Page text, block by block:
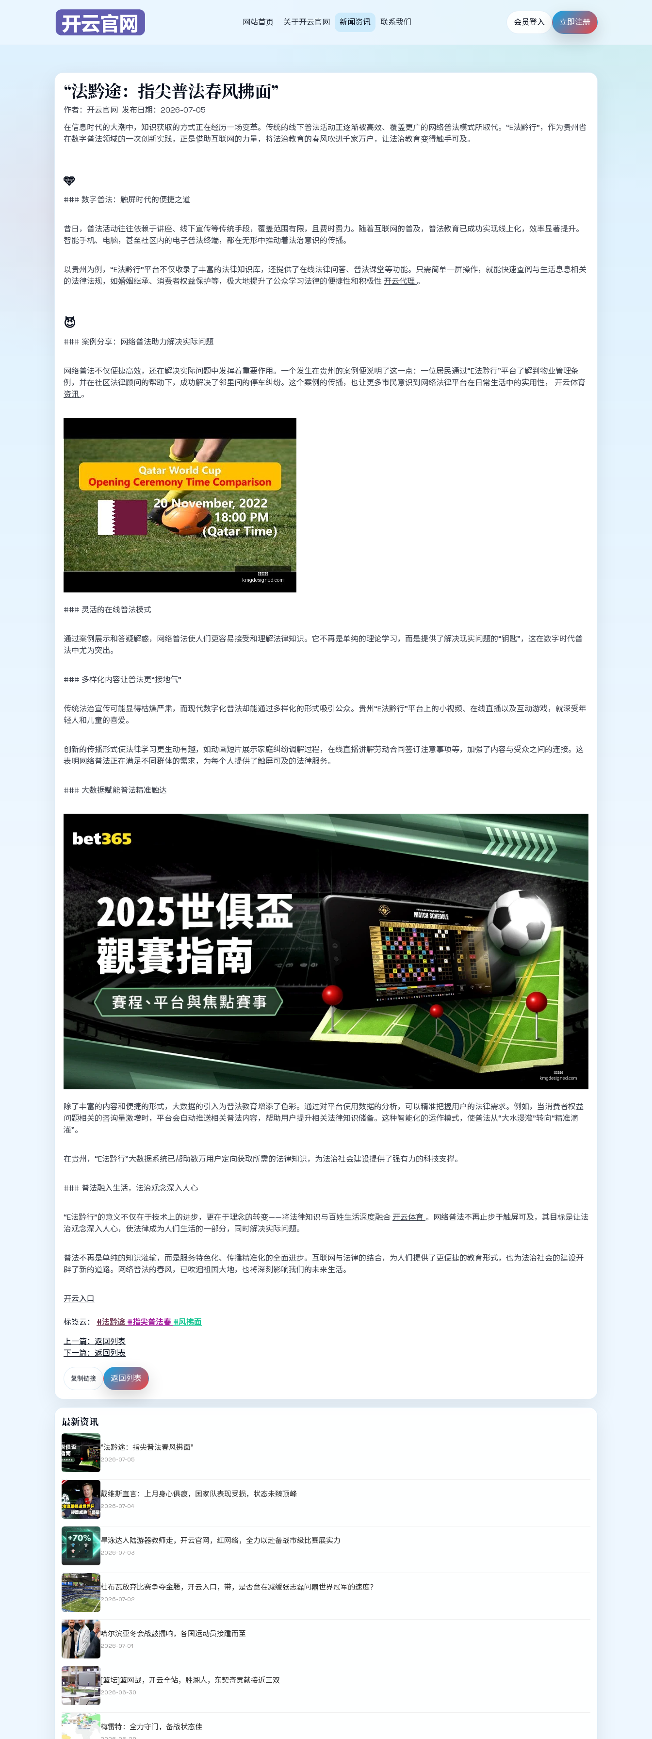
网站首页 关于开云官网 新闻资讯 联系我们 会员登入 立即注册
“法黔途：指尖普法春风拂面”
作者：开云官网 发布日期：2026-07-05
在信息时代的大潮中，知识获取的方式正在经历一场变革。传统的线下普法活动正逐渐被高效、覆盖更广的网络普法模式所取代。“E法黔行”，作为贵州省
在数字普法领域的一次创新实践，正是借助互联网的力量，将法治教育的春风吹进千家万户，让法治教育变得触手可及。
🩵
### 数字普法：触屏时代的便捷之道
昔日，普法活动往往依赖于讲座、线下宣传等传统手段，覆盖范围有限，且费时费力。随着互联网的普及，普法教育已成功实现线上化，效率显著提升。
智能手机、电脑，甚至社区内的电子普法终端，都在无形中推动着法治意识的传播。
以贵州为例，“E法黔行”平台不仅收录了丰富的法律知识库，还提供了在线法律问答、普法课堂等功能。只需简单一屏操作，就能快速查阅与生活息息相关
的法律法规，如婚姻继承、消费者权益保护等，极大地提升了公众学习法律的便捷性和积极性 开云代理 。
😈
### 案例分享：网络普法助力解决实际问题
网络普法不仅便捷高效，还在解决实际问题中发挥着重要作用。一个发生在贵州的案例便说明了这一点：一位居民通过“E法黔行”平台了解到物业管理条
例，并在社区法律顾问的帮助下，成功解决了邻里间的停车纠纷。这个案例的传播，也让更多市民意识到网络法律平台在日常生活中的实用性， 开云体育
资讯 。
### 灵活的在线普法模式
通过案例展示和答疑解惑，网络普法使人们更容易接受和理解法律知识。它不再是单纯的理论学习，而是提供了解决现实问题的“钥匙”，这在数字时代普
法中尤为突出。
### 多样化内容让普法更“接地气”
传统法治宣传可能显得枯燥严肃，而现代数字化普法却能通过多样化的形式吸引公众。贵州“E法黔行”平台上的小视频、在线直播以及互动游戏，就深受年
轻人和儿童的喜爱。
创新的传播形式使法律学习更生动有趣，如动画短片展示家庭纠纷调解过程，在线直播讲解劳动合同签订注意事项等，加强了内容与受众之间的连接。这
表明网络普法正在满足不同群体的需求，为每个人提供了触屏可及的法律服务。
### 大数据赋能普法精准触达
除了丰富的内容和便捷的形式，大数据的引入为普法教育增添了色彩。通过对平台使用数据的分析，可以精准把握用户的法律需求。例如，当消费者权益
问题相关的咨询量激增时，平台会自动推送相关普法内容，帮助用户提升相关法律知识储备。这种智能化的运作模式，使普法从“大水漫灌”转向“精准滴
灌”。
在贵州，“E法黔行”大数据系统已帮助数万用户定向获取所需的法律知识，为法治社会建设提供了强有力的科技支撑。
### 普法融入生活，法治观念深入人心
“E法黔行”的意义不仅在于技术上的进步，更在于理念的转变——将法律知识与百姓生活深度融合 开云体育 。网络普法不再止步于触屏可及，其目标是让法
治观念深入人心，使法律成为人们生活的一部分，同时解决实际问题。
普法不再是单纯的知识灌输，而是服务特色化、传播精准化的全面进步。互联网与法律的结合，为人们提供了更便捷的教育形式，也为法治社会的建设开
辟了新的道路。网络普法的春风，已吹遍祖国大地，也将深刻影响我们的未来生活。
开云入口
标签云： #法黔途 #指尖普法春 #风拂面
上一篇：返回列表
下一篇：返回列表
复制链接 返回列表
最新资讯
“法黔途：指尖普法春风拂面”
2026-07-05
戴维斯直言：上月身心俱疲，国家队表现受损，状态未臻顶峰
2026-07-04
旱泳达人陆游器教师走，开云官网，红网络，全力以赴备战市级比赛展实力
2026-07-03
杜布瓦放弃比赛争夺金腰，开云入口，带，是否意在减缓张志磊问鼎世界冠军的速度？
2026-07-02
哈尔滨亚冬会战鼓擂响，各国运动员接踵而至
2026-07-01
[篮坛]篮网战，开云全站，胜湖人，东契奇贡献接近三双
2026-06-30
梅雷特：全力守门，备战状态佳